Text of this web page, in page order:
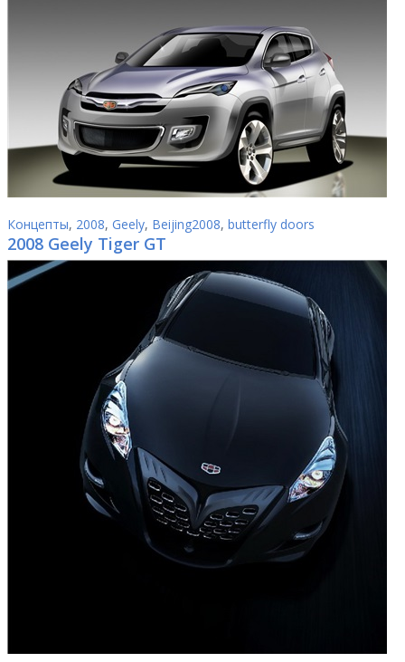
Концепты, 2008, Geely, Beijing2008, butterfly doors
2008 Geely Tiger GT